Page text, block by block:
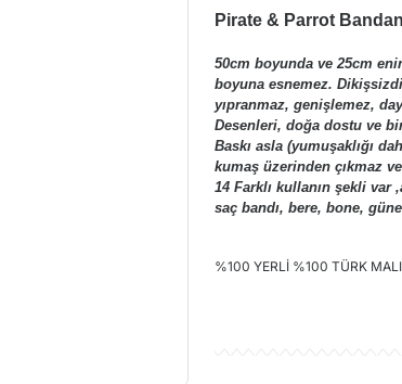
Pirate & Parrot
50cm boyunda ve 25cm
boyuna esnemez.
yıpranmaz, genişlemez,
Desenleri, doğa dostu ve
Baskı asla (yumuşaklığı
kumaş üzerinden çıkmaz
14 Farklı kullanın şekli var
saç bandı, bere, bone,
%100 YERLİ %100 TÜRK